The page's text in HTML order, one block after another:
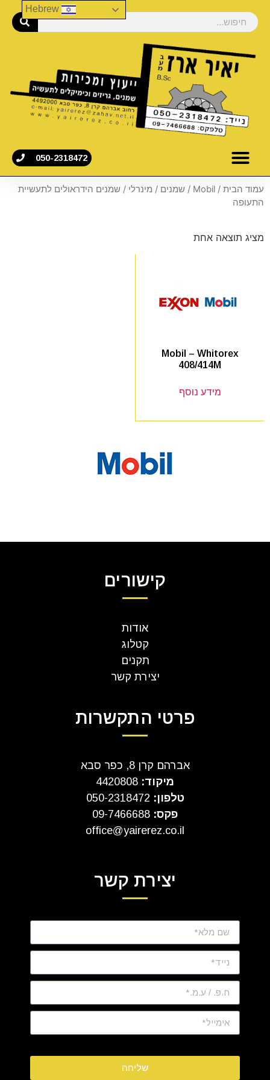
050-2318472
עמוד הבית /
Mobil
/ שמנים / מינרלי / שמנים הידראולים לתעשיית
התעופה
מציג תוצאה אחת
Mobil – Whitorex
408/414M
מידע נוסף
קישורים
אודות
קטלוג
תקנים
יצירת קשר
פרטי התקשרות
אברהם קרן 8, כפר סבא
מיקוד:
טלפון:
פקס: 09-7466688
office@yairerez.co.il
יצירת קשר
שליחה
Hebrew